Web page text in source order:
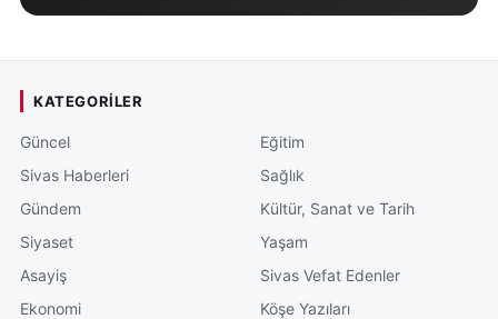
KATEGORILER
Güncel
Sivas Haberleri
Gündem
Siyaset
Asayiş
Ekonomi
Eğitim
Sağlık
Kültür, Sanat ve Tarih
Yaşam
Sivas Vefat Edenler
Köşe Yazıları